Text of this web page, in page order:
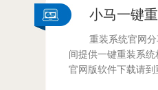
小马一键
统
重装系统官网
间提供一键重装系
官网版软件下载请